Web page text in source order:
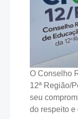
O Conselho
12ª Região/
seu
do respeito e